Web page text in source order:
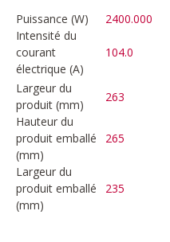
Puissance (W) 2400.000
Intensité du
courant
électrique (A)
104.0
Largeur du
produit (mm)
263
Hauteur du
produit emballé
(mm)
265
Largeur du
produit emballé
(mm)
235